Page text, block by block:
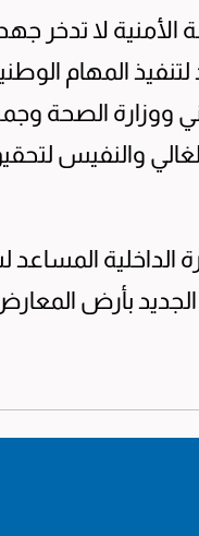
الأمنية لا تدخر
لتنفيذ المهام
ووزارة الصحة
والنفيس
الداخلية المساعد
الجديد بأرض